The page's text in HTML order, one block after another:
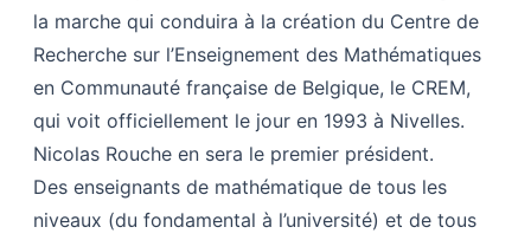
la marche qui conduira à la création du Centre de
Recherche sur l’Enseignement des Mathématiques
en Communauté française de Belgique, le CREM,
qui voit officiellement le jour en 1993 à Nivelles.
Nicolas Rouche en sera le premier président.
Des enseignants de mathématique de tous les
niveaux (du fondamental à l’université) et de tous